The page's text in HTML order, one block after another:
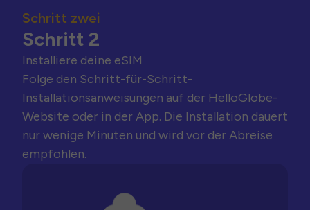
Schritt zwei
Schritt 2
Installiere deine eSIM
Folge den Schritt-für-Schritt-
Installationsanweisungen auf der HelloGlobe-
Website oder in der App. Die Installation dauert
nur wenige Minuten und wird vor der Abreise
empfohlen.